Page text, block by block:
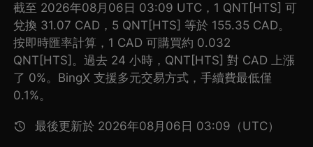
截至 2026年08月06日 03:09 UTC，1 QNT[HTS] 可
兌換 31.07 CAD，5 QNT[HTS] 等於 155.35 CAD。
按即時匯率計算，1 CAD 可購買約 0.032
QNT[HTS]。過去 24 小時，QNT[HTS] 對 CAD 上漲
了 0%。BingX 支援多元交易方式，手續費最低僅
0.1%。
最後更新於 2026年08月06日 03:09（UTC）